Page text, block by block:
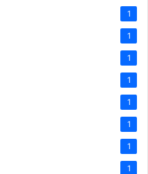
1
1
1
1
1
1
1
1